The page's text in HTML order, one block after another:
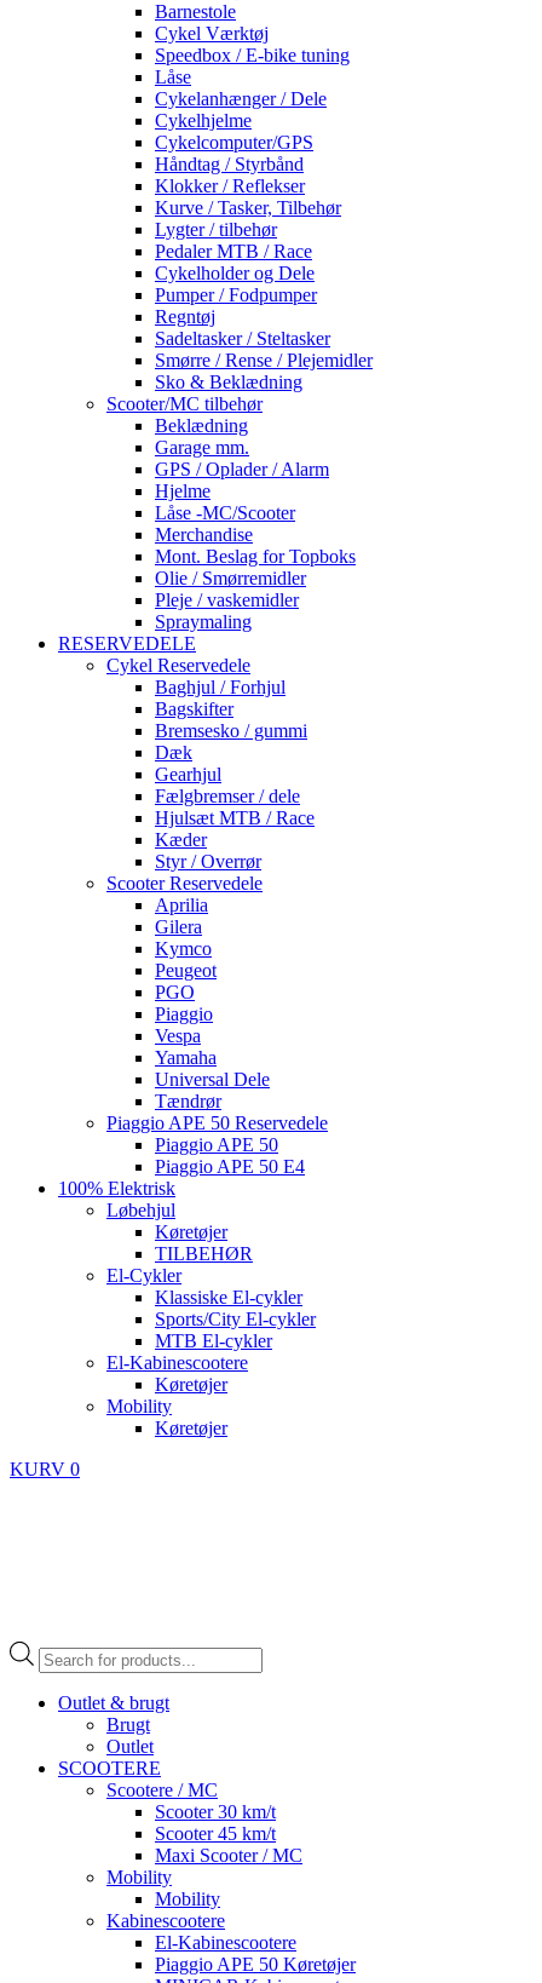
Barnestole
Cykel Værktøj
Speedbox / E-bike tuning
Låse
Cykelanhænger / Dele
Cykelhjelme
Cykelcomputer/GPS
Håndtag / Styrbånd
Klokker / Reflekser
Kurve / Tasker, Tilbehør
Lygter / tilbehør
Pedaler MTB / Race
Cykelholder og Dele
Pumper / Fodpumper
Regntøj
Sadeltasker / Steltasker
Smørre / Rense / Plejemidler
Sko & Beklædning
Scooter/MC tilbehør
Beklædning
Garage mm.
GPS / Oplader / Alarm
Hjelme
Låse -MC/Scooter
Merchandise
Mont. Beslag for Topboks
Olie / Smørremidler
Pleje / vaskemidler
Spraymaling
RESERVEDELE
Cykel Reservedele
Baghjul / Forhjul
Bagskifter
Bremsesko / gummi
Dæk
Gearhjul
Fælgbremser / dele
Hjulsæt MTB / Race
Kæder
Styr / Overrør
Scooter Reservedele
Aprilia
Gilera
Kymco
Peugeot
PGO
Piaggio
Vespa
Yamaha
Universal Dele
Tændrør
Piaggio APE 50 Reservedele
Piaggio APE 50
Piaggio APE 50 E4
100% Elektrisk
Løbehjul
Køretøjer
TILBEHØR
El-Cykler
Klassiske El-cykler
Sports/City El-cykler
MTB El-cykler
El-Kabinescootere
Køretøjer
Mobility
Køretøjer
KURV 0
Products
search
Outlet & brugt
Brugt
Outlet
SCOOTERE
Scootere / MC
Scooter 30 km/t
Scooter 45 km/t
Maxi Scooter / MC
Mobility
Mobility
Kabinescootere
El-Kabinescootere
Piaggio APE 50 Køretøjer